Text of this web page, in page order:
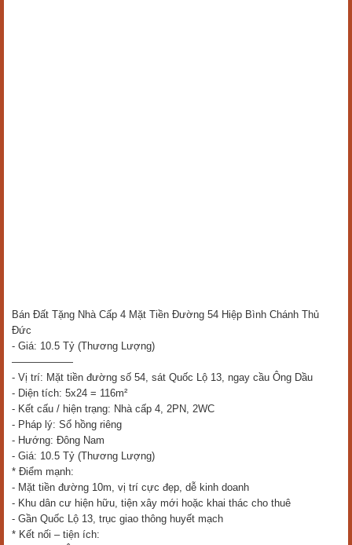
Bán Đất Tặng Nhà Cấp 4 Mặt Tiền Đường 54 Hiệp Bình Chánh Thủ
Đức
- Giá: 10.5 Tỷ (Thương Lượng)
——————
- Vị trí: Mặt tiền đường số 54, sát Quốc Lộ 13, ngay cầu Ông Dầu
- Diện tích: 5x24 = 116m²
- Kết cấu / hiện trạng: Nhà cấp 4, 2PN, 2WC
- Pháp lý: Sổ hồng riêng
- Hướng: Đông Nam
- Giá: 10.5 Tỷ (Thương Lượng)
* Điểm mạnh:
- Mặt tiền đường 10m, vị trí cực đẹp, dễ kinh doanh
- Khu dân cư hiện hữu, tiện xây mới hoặc khai thác cho thuê
- Gần Quốc Lộ 13, trục giao thông huyết mạch
* Kết nối – tiện ích: